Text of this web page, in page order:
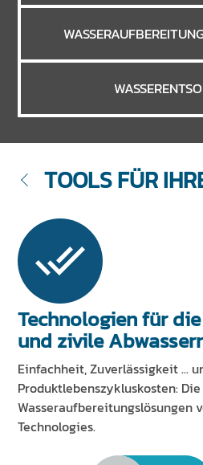
TOOLS FÜR
Technologien für
und zivile
Einfachheit, Zuverlässigkeit ...
Produktlebenszykluskosten: Die
Wasseraufbereitungslösungen
Technologies.